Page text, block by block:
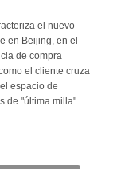
el nuevo
en Beijing, en el
de compra
el cliente cruza
espacio de
de "última milla".